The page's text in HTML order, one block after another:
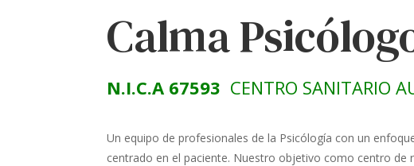
Calma
N.I.C.A 67593 CENTRO SANITARIO
Un equipo de profesionales de la Psicólogía con un
centrado en el paciente. Nuestro objetivo como centro de